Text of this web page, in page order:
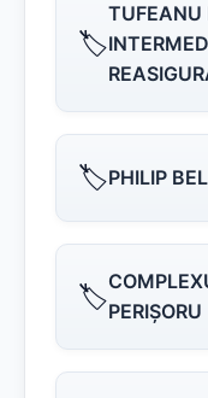
🏷️
🏷️PHILIP
🏷️PERIŞORU